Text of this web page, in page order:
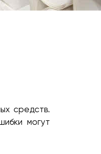
средств.
могут